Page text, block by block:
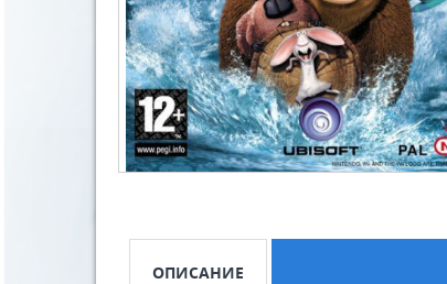
ОПИСАНИЕ